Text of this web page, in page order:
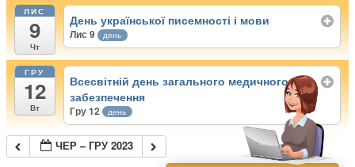
ЛИС
9
Чт
День української писемності і мови
Лис 9 день
ГРУ
12
Вт
Всесвітній день загального медичного
забезпечення
Гру 12 день
ЧЕР – ГРУ 2023